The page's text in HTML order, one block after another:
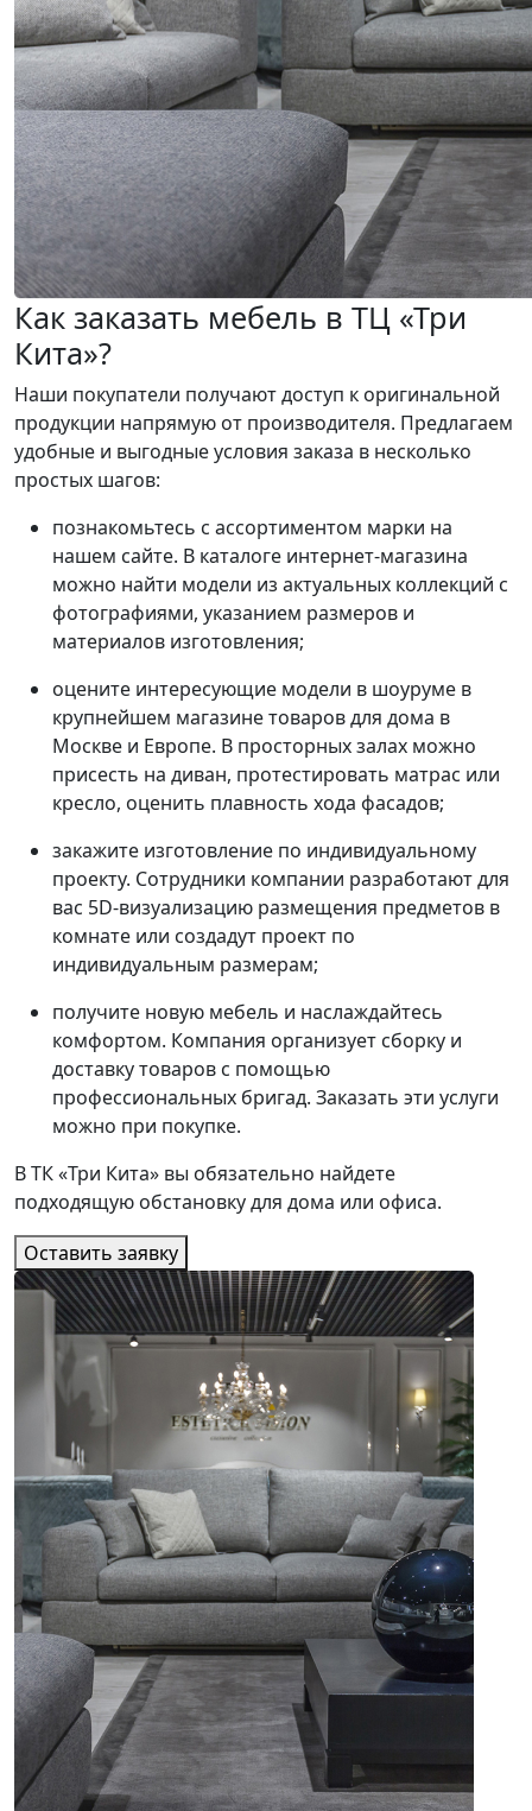
Как заказать мебель в ТЦ «Три
Кита»?
Наши покупатели получают доступ к оригинальной
продукции напрямую от производителя. Предлагаем
удобные и выгодные условия заказа в несколько
простых шагов:
познакомьтесь с ассортиментом марки на
нашем сайте. В каталоге интернет-магазина
можно найти модели из актуальных коллекций с
фотографиями, указанием размеров и
материалов изготовления;
оцените интересующие модели в шоуруме в
крупнейшем магазине товаров для дома в
Москве и Европе. В просторных залах можно
присесть на диван, протестировать матрас или
кресло, оценить плавность хода фасадов;
закажите изготовление по индивидуальному
проекту. Сотрудники компании разработают для
вас 5D-визуализацию размещения предметов в
комнате или создадут проект по
индивидуальным размерам;
получите новую мебель и наслаждайтесь
комфортом. Компания организует сборку и
доставку товаров с помощью
профессиональных бригад. Заказать эти услуги
можно при покупке.
В ТК «Три Кита» вы обязательно найдете
подходящую обстановку для дома или офиса.
Оставить заявку